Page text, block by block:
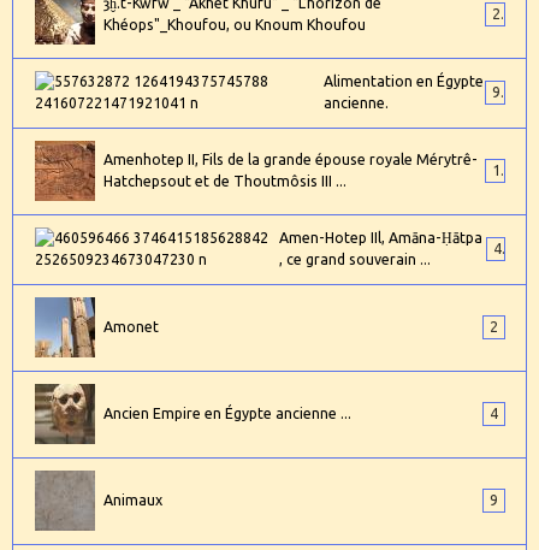
ȝḫ.t-Kwfw _ "Akhet Khufu" _ "L'horizon de
Khéops"_Khoufou, ou Knoum Khoufou
2
Alimentation en Égypte
ancienne.
9
Amenhotep II, Fils de la grande épouse royale Mérytrê-
Hatchepsout et de Thoutmôsis III ...
1
Amen-Hotep IIl, Amāna-Ḥātpa
, ce grand souverain ...
4
Amonet 2
Ancien Empire en Égypte ancienne ... 4
Animaux 9